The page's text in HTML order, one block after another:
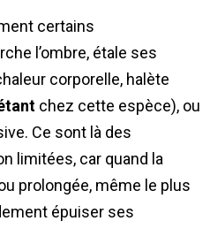
certains
l’ombre, étale ses
corporelle, halète
chez cette espèce), ou
Ce sont là des
limitées, car quand la
prolongée, même le plus
épuiser ses